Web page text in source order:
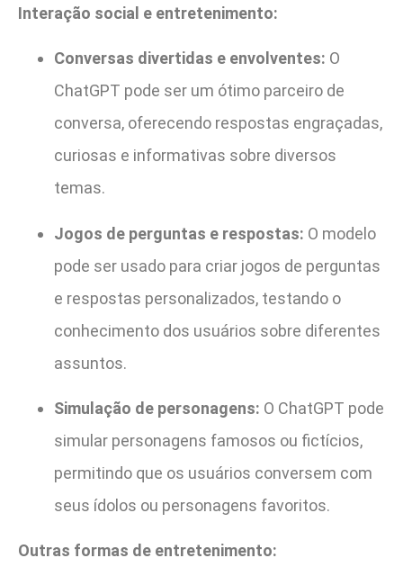
Interação social e entretenimento:
Conversas divertidas e envolventes: O
ChatGPT pode ser um ótimo parceiro de
conversa, oferecendo respostas engraçadas,
curiosas e informativas sobre diversos
temas.
Jogos de perguntas e respostas: O modelo
pode ser usado para criar jogos de perguntas
e respostas personalizados, testando o
conhecimento dos usuários sobre diferentes
assuntos.
Simulação de personagens: O ChatGPT pode
simular personagens famosos ou fictícios,
permitindo que os usuários conversem com
seus ídolos ou personagens favoritos.
Outras formas de entretenimento: